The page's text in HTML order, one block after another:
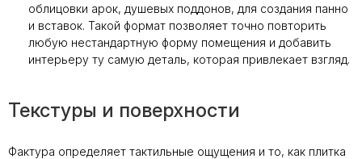
облицовки арок, душевых поддонов, для создания панно
и вставок. Такой формат позволяет точно повторить
любую нестандартную форму помещения и добавить
интерьеру ту самую деталь, которая привлекает взгляд.
Текстуры и поверхности
Фактура определяет тактильные ощущения и то, как плитка